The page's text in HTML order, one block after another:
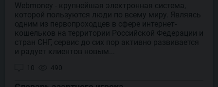
Webmoney - крупнейшая электронная система,
которой пользуются люди по всему миру. Являясь
одним из первопроходцев в сфере интернет-
кошельков на территории Российской Федерации и
стран СНГ, сервис до сих пор активно развивается
и радует клиентов новым...
10 490